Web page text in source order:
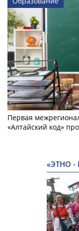
Первая
«Алтайский код»
«ЭТНО